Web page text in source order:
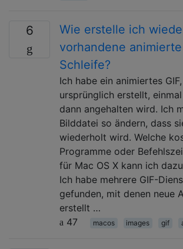
6
Wie erstelle ich
vorhandene
Schleife?
Ich habe ein animiertes
ursprünglich erstellt,
dann angehalten wird. Ich
Bilddatei so ändern, dass
wiederholt wird. Welche
Programme oder
für Mac OS X kann ich
Ich habe mehrere GIF-
gefunden, mit denen neue
erstellt …
47
macos images gif